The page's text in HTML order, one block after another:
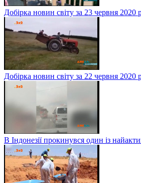
Добірка новин світу за 23 червня 2020
Добірка новин світу за 22 червня 2020
В Індонезії прокинувся один із